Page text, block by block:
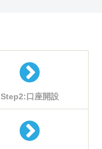
Step2:口座開設